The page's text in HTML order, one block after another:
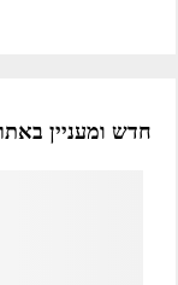
חדש ומעניין